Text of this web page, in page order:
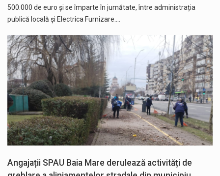
500.000 de euro și se împarte în jumătate, între administrația
publică locală și Electrica Furnizare.…
Angajații SPAU Baia Mare derulează activități de